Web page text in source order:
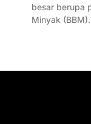
besar berupa
Minyak